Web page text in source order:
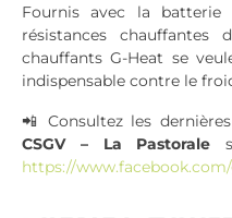
Fournis avec la
résistances
chauffants G-Heat se
indispensable contre le
📲 Consultez les
CSGV – La Pastorale
https://